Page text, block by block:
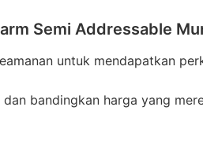
Semi Addressable
untuk mendapatkan
bandingkan harga yang